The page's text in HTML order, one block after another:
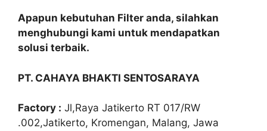
Apapun kebutuhan Filter anda, silahkan
menghubungi kami untuk mendapatkan
solusi terbaik.
PT. CAHAYA BHAKTI SENTOSARAYA
Factory : Jl,Raya Jatikerto RT 017/RW
.002,Jatikerto, Kromengan, Malang, Jawa